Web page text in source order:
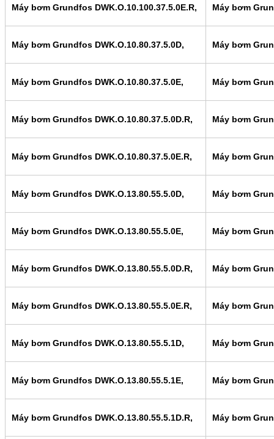
Máy bơm Grundfos DWK.O.10.100.37.5.0E.R, Máy bơm
Máy bơm Grundfos DWK.O.10.80.37.5.0D, Máy bơm
Máy bơm Grundfos DWK.O.10.80.37.5.0E, Máy bơm
Máy bơm Grundfos DWK.O.10.80.37.5.0D.R, Máy bơm
Máy bơm Grundfos DWK.O.10.80.37.5.0E.R, Máy bơm
Máy bơm Grundfos DWK.O.13.80.55.5.0D, Máy bơm
Máy bơm Grundfos DWK.O.13.80.55.5.0E, Máy bơm
Máy bơm Grundfos DWK.O.13.80.55.5.0D.R, Máy bơm
Máy bơm Grundfos DWK.O.13.80.55.5.0E.R, Máy bơm
Máy bơm Grundfos DWK.O.13.80.55.5.1D, Máy bơm
Máy bơm Grundfos DWK.O.13.80.55.5.1E, Máy bơm
Máy bơm Grundfos DWK.O.13.80.55.5.1D.R, Máy bơm